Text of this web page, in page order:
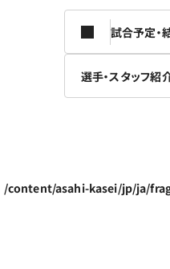
試合予定・
選手・スタッフ紹
/content/asahi-kasei/jp/ja/